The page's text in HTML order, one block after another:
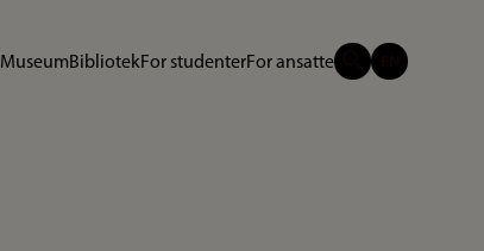
MuseumBibliotekFor studenterFor ansatte